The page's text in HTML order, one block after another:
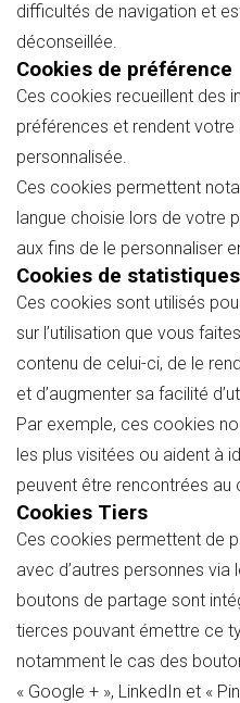
difficultés de navigation et
déconseillée.
Cookies de préférence
Ces cookies recueillent des
préférences et rendent
personnalisée.
Ces cookies permettent
langue choisie lors de votre
aux fins de le personnaliser
Cookies de statistiques
Ces cookies sont utilisés
sur l’utilisation que vous
contenu de celui-ci, de le
et d’augmenter sa facilité
Par exemple, ces cookies
les plus visitées ou aident à
peuvent être rencontrées au
Cookies Tiers
Ces cookies permettent de
avec d’autres personnes via
boutons de partage sont
tierces pouvant émettre ce
notamment le cas des
« Google + », LinkedIn et «